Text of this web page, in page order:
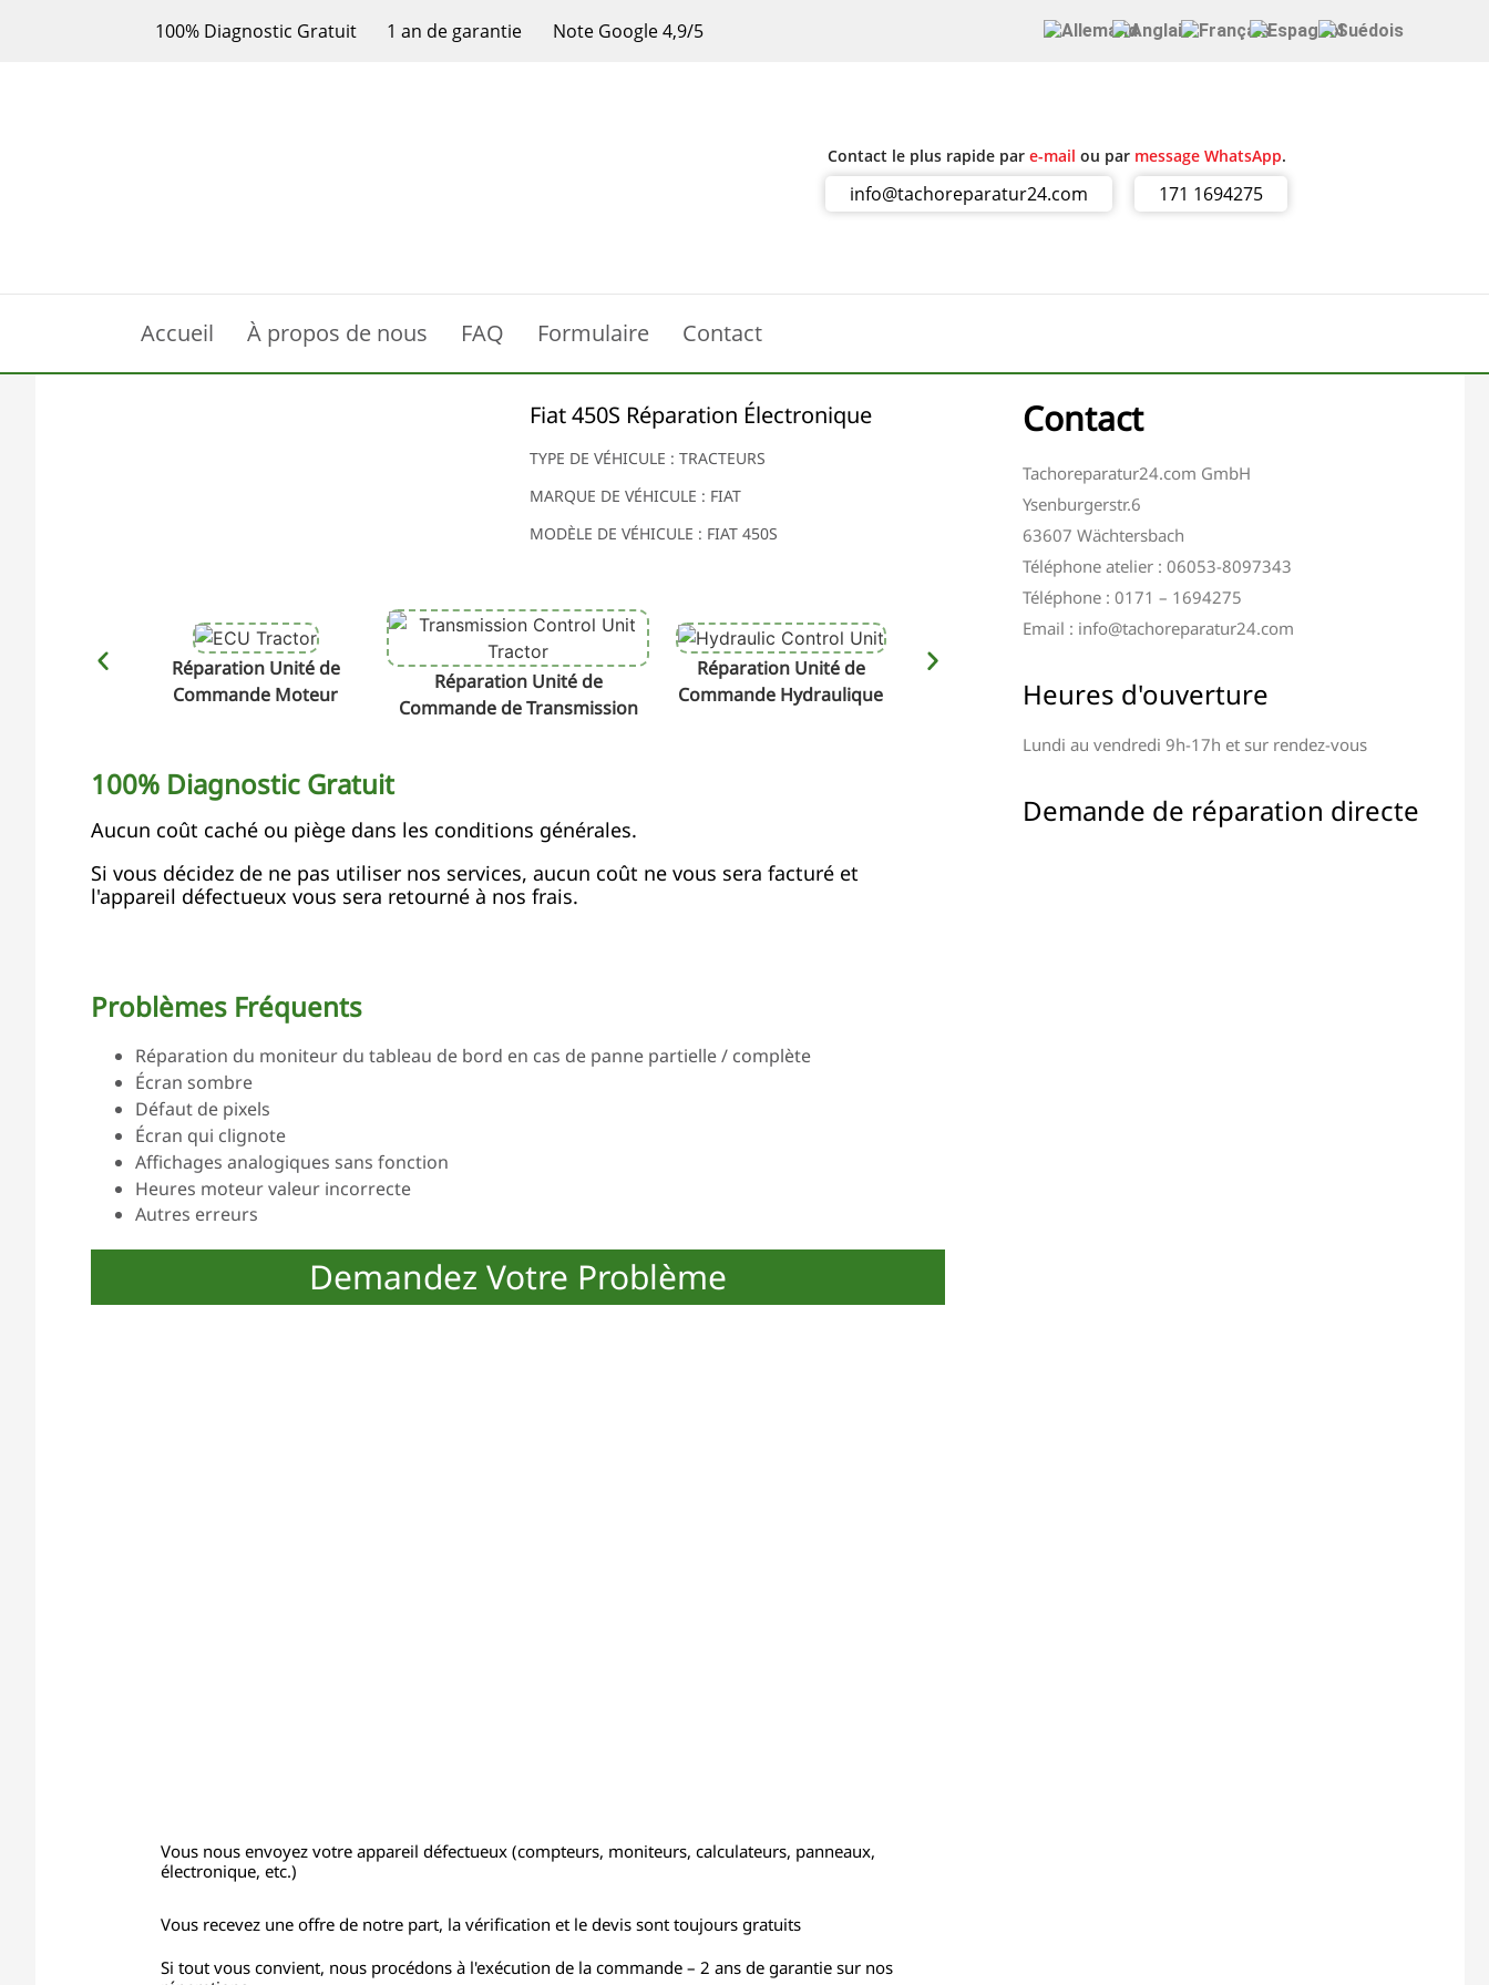
100% Diagnostic Gratuit 1 an de garantie Note Google 4,9/5
Contact le plus rapide par e-mail ou par message WhatsApp.
info@tachoreparatur24.com 171 1694275
Accueil À propos de nous FAQ Formulaire Contact
Fiat 450S Réparation Électronique
TYPE DE VÉHICULE : TRACTEURS
MARQUE DE VÉHICULE : FIAT
MODÈLE DE VÉHICULE : FIAT 450S
Réparation Unité de
Commande Moteur
Réparation Unité de
Commande de Transmission
Réparation Unité de
Commande Hydraulique
Affichage
Réparation de Tous les
Composants Électroniques
100% Diagnostic Gratuit
Aucun coût caché ou piège dans les conditions générales.
Si vous décidez de ne pas utiliser nos services, aucun coût ne vous sera facturé et
l'appareil défectueux vous sera retourné à nos frais.
Problèmes Fréquents
Réparation du moniteur du tableau de bord en cas de panne partielle / complète
Écran sombre
Défaut de pixels
Écran qui clignote
Affichages analogiques sans fonction
Heures moteur valeur incorrecte
Autres erreurs
Demandez Votre Problème
Vous nous envoyez votre appareil défectueux (compteurs, moniteurs, calculateurs, panneaux,
électronique, etc.)
Vous recevez une offre de notre part, la vérification et le devis sont toujours gratuits
Si tout vous convient, nous procédons à l'exécution de la commande – 2 ans de garantie sur nos
Contact
Tachoreparatur24.com GmbH
Ysenburgerstr.6
63607 Wächtersbach
Téléphone atelier : 06053-8097343
Téléphone : 0171 – 1694275
Email : info@tachoreparatur24.com
Heures d'ouverture
Lundi au vendredi 9h-17h et sur rendez-vous
Demande de réparation directe